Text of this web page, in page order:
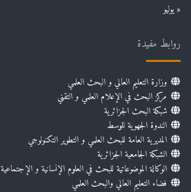
« يوليو
روابط مفيدة
وزارة التعليم العالي و البحث العلمي
مركز البحث في الإعلام العلمي و التقني
شبكة البحث الجزائرية
الندوة الجهوية للوسط
المديرية العامة للبحث العلمي و التطوير التكنولوجي
الشبكة الجامعية الجزائرية
الوكالة الموضوعاتية للبحث في العلوم الإنسانية و الإجتماعية
فضاء التعليم العالي والبحث العلمي